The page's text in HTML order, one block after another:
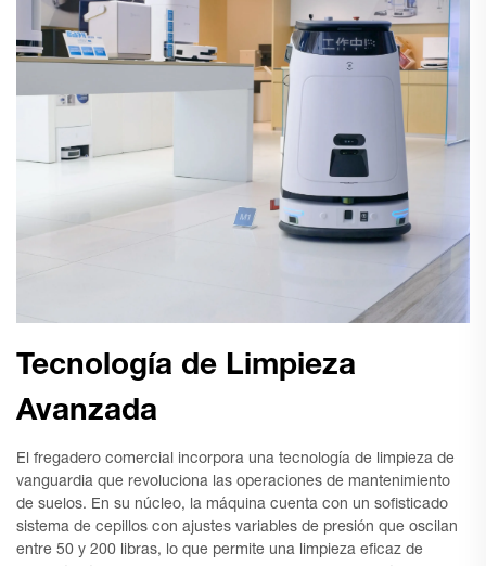
Tecnología de Limpieza
Avanzada
El fregadero comercial incorpora una tecnología de limpieza de
vanguardia que revoluciona las operaciones de mantenimiento
de suelos. En su núcleo, la máquina cuenta con un sofisticado
sistema de cepillos con ajustes variables de presión que oscilan
entre 50 y 200 libras, lo que permite una limpieza eficaz de